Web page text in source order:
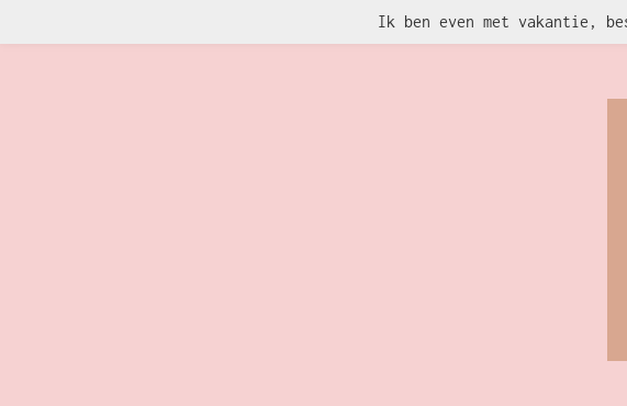
direct
Ik ben even met vakantie,